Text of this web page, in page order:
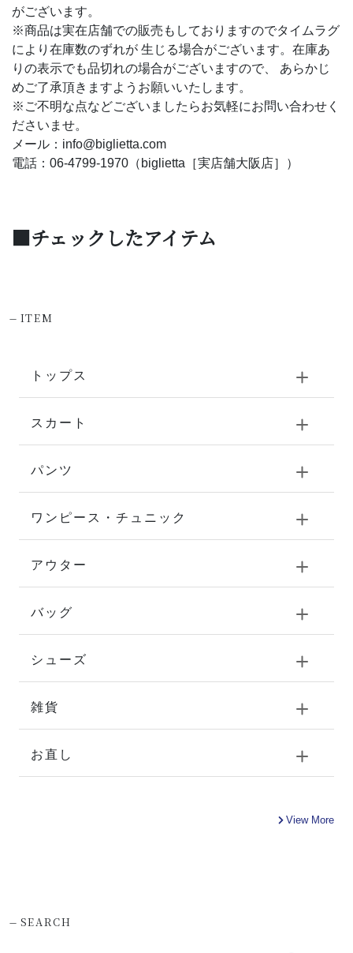
がございます。
※商品は実在店舗での販売もしておりますのでタイムラグ
により在庫数のずれが 生じる場合がございます。在庫あ
りの表示でも品切れの場合がございますので、 あらかじ
めご了承頂きますようお願いいたします。
※ご不明な点などございましたらお気軽にお問い合わせく
ださいませ。
メール：info@biglietta.com
電話：06-4799-1970（biglietta［実店舗大阪店］）
■チェックしたアイテム
-ITEM
トップス
スカート
パンツ
ワンピース・チュニック
アウター
バッグ
シューズ
雑貨
お直し
View More
-SEARCH